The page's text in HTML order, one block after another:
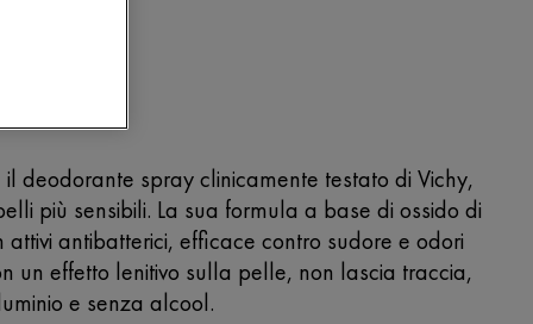
deodorante spray clinicamente testato di Vichy,
più sensibili. La sua formula a base di ossido di
attivi antibatterici, efficace contro sudore e odori
un effetto lenitivo sulla pelle, non lascia traccia,
e senza alcool.